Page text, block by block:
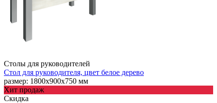
Столы для руководителей
Стол для руководителя, цвет белое дерево
размер: 1800х900х750 мм
Хит продаж
Скидка